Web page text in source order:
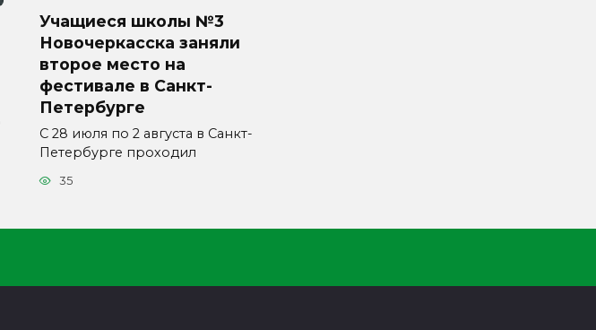
Учащиеся школы №3
Новочеркасска заняли
второе место на
фестивале в Санкт-
Петербурге
С 28 июля по 2 августа в Санкт-
Петербурге проходил
35